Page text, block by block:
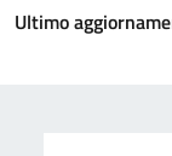
Ultimo